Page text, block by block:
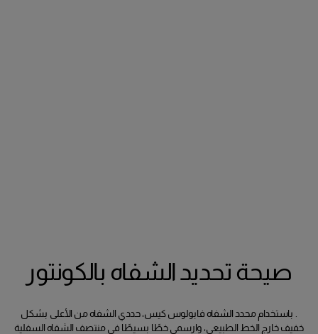
صيحة تحديد الشفاه بالكونتور
. باستخدام محدد الشفاه فابولوس كيس، حددي الشفاه من الأعلى بشكل
خفيف خارج الخط الطبيعي، وارسمي خطًا بسيطًا في منتصف الشفاه السفلية